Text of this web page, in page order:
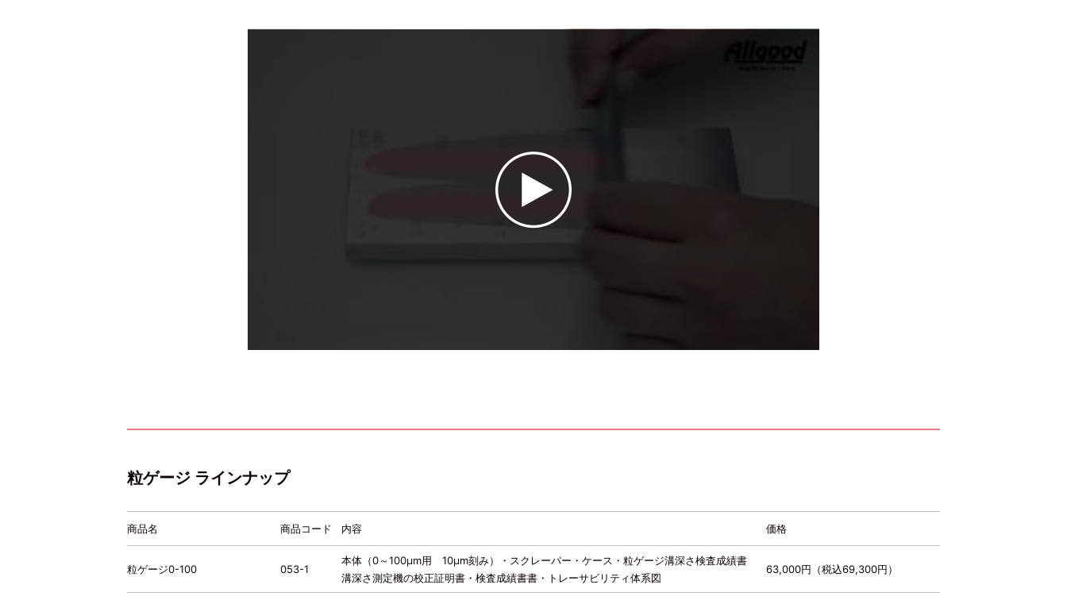
粒ゲージ ラインナップ
商品名 商品コード 内容 価格
粒ゲージ0-100 053-1
本体（0～100μm用 10μm刻み）・スクレーパー・ケース・粒ゲージ溝深さ検査成績書
溝深さ測定機の校正証明書・検査成績書書・トレーサビリティ体系図
63,000円（税込69,300円）